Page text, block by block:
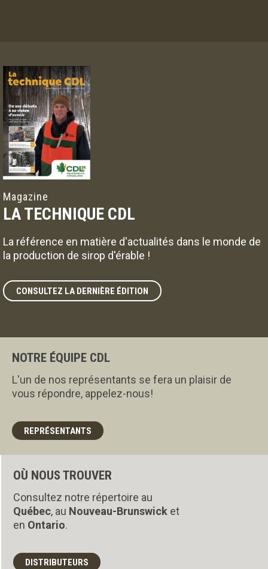
Magazine
LA TECHNIQUE CDL
La référence en matière d'actualités dans le monde de
la production de sirop d'érable !
CONSULTEZ LA DERNIÈRE ÉDITION
NOTRE ÉQUIPE CDL
L'un de nos représentants se fera un plaisir de
vous répondre, appelez-nous!
REPRÉSENTANTS
OÙ NOUS TROUVER
Consultez notre répertoire au
Québec, au Nouveau-Brunswick et
en Ontario.
DISTRIBUTEURS